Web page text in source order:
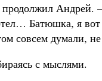
Андрей.
Батюшка, я вот
совсем думали,
с мыслями.